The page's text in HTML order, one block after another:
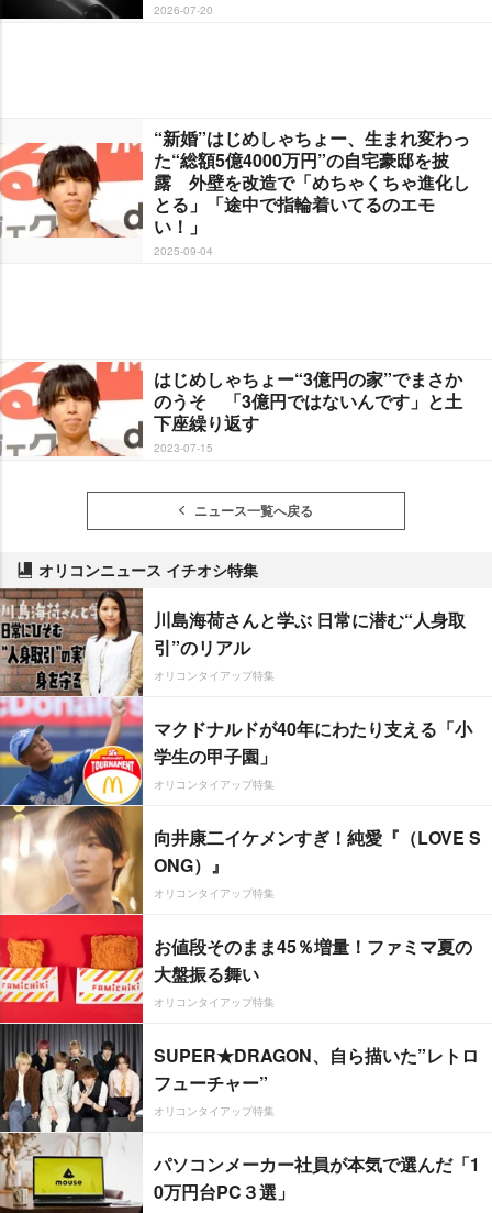
2026-07-20
“新婚”はじめしゃちょー、生まれ変わっ
た“総額5億4000万円”の自宅豪邸を披
露 外壁を改造で「めちゃくちゃ進化し
とる」「途中で指輪着いてるのエモ
い！」
2025-09-04
はじめしゃちょー“3億円の家”でまさか
のうそ 「3億円ではないんです」と土
下座繰り返す
2023-07-15
ニュース一覧へ戻る
オリコンニュース イチオシ特集
川島海荷さんと学ぶ 日常に潜む“人身取
引”のリアル
オリコンタイアップ特集
マクドナルドが40年にわたり支える「小
学生の甲子園」
オリコンタイアップ特集
向井康二イケメンすぎ！純愛『（LOVE S
ONG）』
オリコンタイアップ特集
お値段そのまま45％増量！ファミマ夏の
大盤振る舞い
オリコンタイアップ特集
SUPER★DRAGON、自ら描いた”レトロ
フューチャー”
オリコンタイアップ特集
パソコンメーカー社員が本気で選んだ「1
0万円台PC３選」